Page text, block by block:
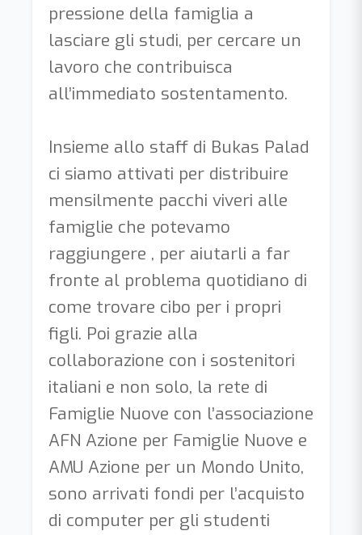
pressione della famiglia a
lasciare gli studi, per cercare un
lavoro che contribuisca
all’immediato sostentamento.
Insieme allo staff di Bukas Palad
ci siamo attivati per distribuire
mensilmente pacchi viveri alle
famiglie che potevamo
raggiungere , per aiutarli a far
fronte al problema quotidiano di
come trovare cibo per i propri
figli. Poi grazie alla
collaborazione con i sostenitori
italiani e non solo, la rete di
Famiglie Nuove con l’associazione
AFN Azione per Famiglie Nuove e
AMU Azione per un Mondo Unito,
sono arrivati fondi per l’acquisto
di computer per gli studenti